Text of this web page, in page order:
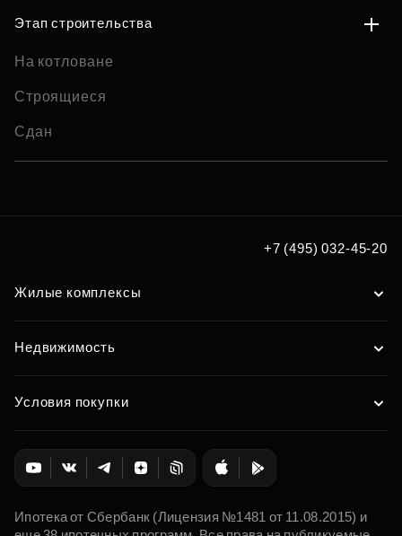
Этап строительства
На котловане
Строящиеся
Сдан
+7 (495) 032-45-20
Жилые комплексы
Недвижимость
Условия покупки
Ипотека от Сбербанк (Лицензия №1481 от 11.08.2015) и